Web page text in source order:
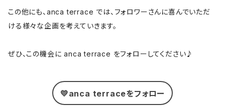
この他にも、anca terrace では、フォロワーさんに喜んでいただ
ける様々な企画を考えていきます。
ぜひ、この機会に anca terrace をフォローしてください♪
💛anca terraceをフォロー